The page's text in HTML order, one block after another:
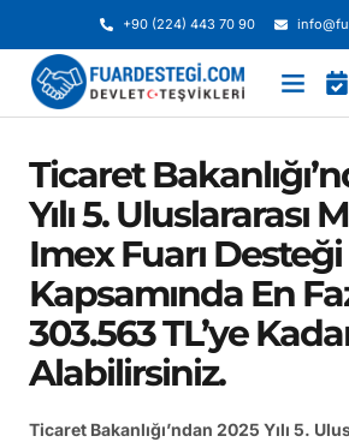
+90 (224) 443 70 90
Ticaret
Yılı 5. Uluslararası
Imex Fuarı Desteği
Kapsamında En
303.563 TL’ye
Alabilirsiniz.
Ticaret Bakanlığı’ndan 2025 Yılı 5.